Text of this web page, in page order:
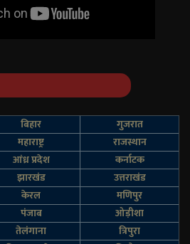
बिहार
गुजरात
महाराष्ट्र
राजस्थान
आंध्र प्रदेश
कर्नाटक
झारखंड
उत्तराखंड
केरल
मणिपुर
पंजाब
ओड़ीशा
तेलंगाना
त्रिपुरा